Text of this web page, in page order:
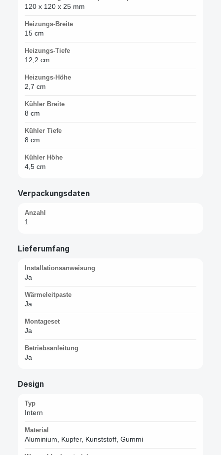
120 x 120 x 25 mm
Heizungs-Breite
15 cm
Heizungs-Tiefe
12,2 cm
Heizungs-Höhe
2,7 cm
Kühler Breite
8 cm
Kühler Tiefe
8 cm
Kühler Höhe
4,5 cm
Verpackungsdaten
Anzahl
1
Lieferumfang
Installationsanweisung
Ja
Wärmeleitpaste
Ja
Montageset
Ja
Betriebsanleitung
Ja
Design
Typ
Intern
Material
Aluminium, Kupfer, Kunststoff, Gummi